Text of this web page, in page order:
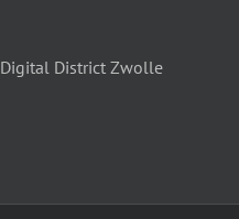
Digital District Zwolle